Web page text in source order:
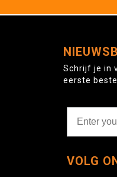
Schrijf je in
eerste
VOLG